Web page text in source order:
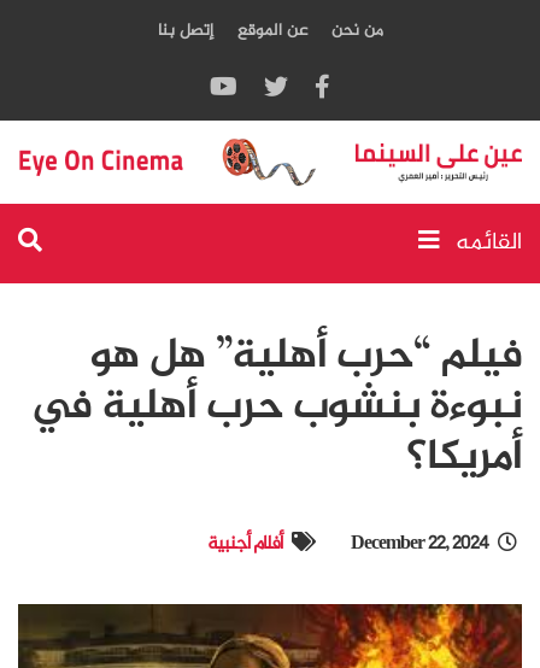
من نحن عن الموقع إتصل بنا
القائمه
فيلم “حرب أهلية” هل هو
نبوءة بنشوب حرب أهلية في
أمريكا؟
December 22, 2024 أفلام أجنبية